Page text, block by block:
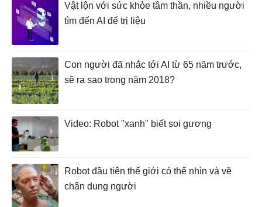
Vật lộn với sức khỏe tâm thần, nhiều người
tìm đến AI để trị liệu
Con người đã nhắc tới AI từ 65 năm trước,
sẽ ra sao trong năm 2018?
Video: Robot "xanh" biết soi gương
Robot đầu tiên thế giới có thể nhìn và vẽ
chân dung người